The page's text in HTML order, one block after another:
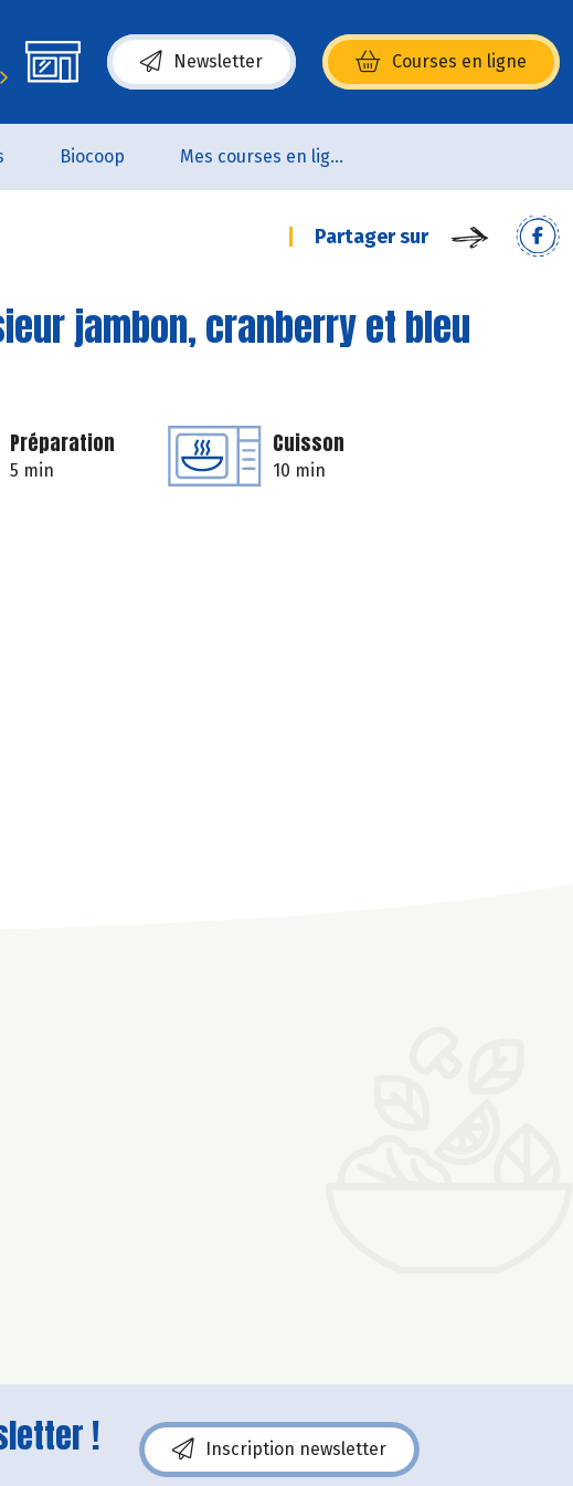
Newsletter Courses en ligne
(s’ouvre dans une nouvelle fenêtre)
Biocoop Mes courses en ligne
Partager sur
jambon, cranberry et bleu
Préparation
5 min
Cuisson
10 min
! Inscription newsletter